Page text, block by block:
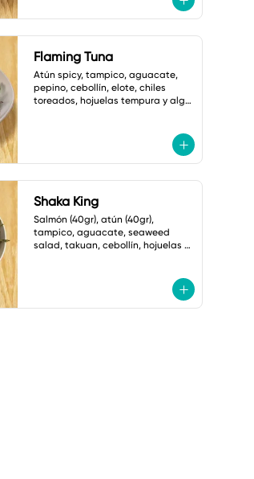
Flaming Tuna
Atún spicy, tampico, aguacate,
pepino, cebollín, elote, chiles
toreados, hojuelas tempura y alga
Shaka King
Salmón (40gr), atún (40gr),
tampico, aguacate, seaweed
salad, takuan, cebollín, hojuelas